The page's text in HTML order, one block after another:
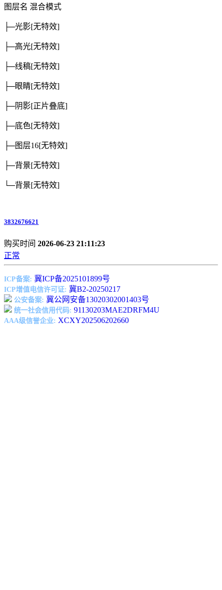
图层名 混合模式
├─光影[无特效]
├─高光[无特效]
├─线稿[无特效]
├─眼睛[无特效]
├─阴影[正片叠底]
├─底色[无特效]
├─图层16[无特效]
├─背景[无特效]
└─背景[无特效]
3832676621
购买时间 2026-06-23 21:11:23
正常
ICP备案: 冀ICP备2025101899号
ICP增值电信许可证: 冀B2-20250217
公安备案: 冀公网安备13020302001403号
统一社会信用代码: 91130203MAE2DRFM4U
AAA级信誉企业: XCXY202506202660